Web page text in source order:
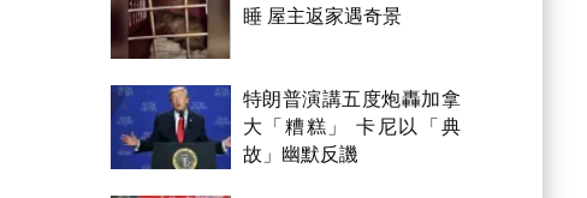
睡 屋主返家遇奇景
特朗普演講五度炮轟加拿
大「糟糕」 卡尼以「典
故」幽默反譏